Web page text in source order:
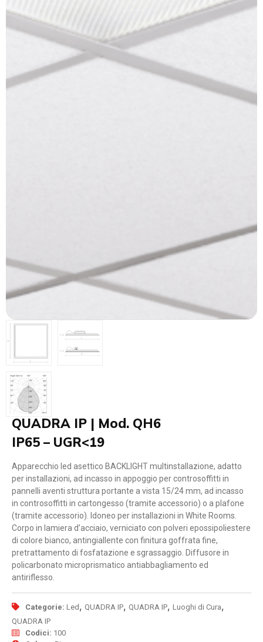
QUADRA IP | Mod. QH6
IP65 – UGR<19
Apparecchio led asettico BACKLIGHT multinstallazione, adatto
per installazioni, ad incasso in appoggio per controsoffitti in
pannelli aventi struttura portante a vista 15/24 mm, ad incasso
in controsoffitti in cartongesso (tramite accessorio) o a plafone
(tramite accessorio). Idoneo per installazioni in White Rooms.
Corpo in lamiera d’acciaio, verniciato con polveri epossipoliestere
di colore bianco, antingiallente con finitura goffrata fine,
pretrattamento di fosfatazione e sgrassaggio. Diffusore in
policarbonato microprismatico antiabbagliamento ed
antiriflesso.
Categorie: Led , QUADRA IP, QUADRA IP, Luoghi di Cura,
QUADRA IP
Codici: 100